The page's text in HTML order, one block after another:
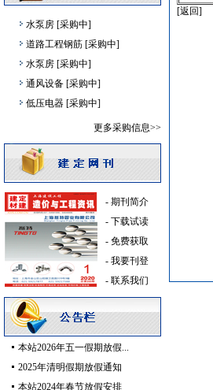
水泵房 [采购中]
道路工程钢筋 [采购中]
水泵房 [采购中]
通风设备 [采购中]
低压电器 [采购中]
消防工程 [采购中]
高
光源灯具
[采购中]
阀门组件室外排水等
[采购中]
光源灯具 [采购中]
高级地砖 [采购中]
电线电缆 [采购中]
家具饰材 [采购中]
供水设备 [采购中]
砂石 [采购中]
阀门组件室外排水 [采购中]
筒灯 [采购中]
更多采购信息>>
- 期刊简介
- 下载试读
- 免费获取
- 我要刊登
- 联系我们
本站2026年五一假期放假...
2025年清明假期放假通知
本站2024年春节放假安排
[返回]